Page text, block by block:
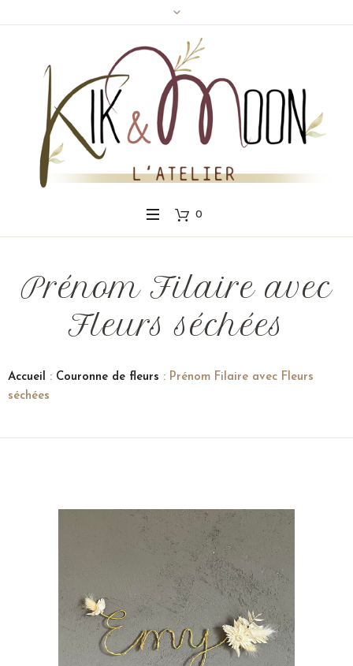
Panneau de gestion des cookies
0
Prénom Filaire avec
Fleurs séchées
Accueil : Couronne de fleurs : Prénom Filaire avec Fleurs
séchées